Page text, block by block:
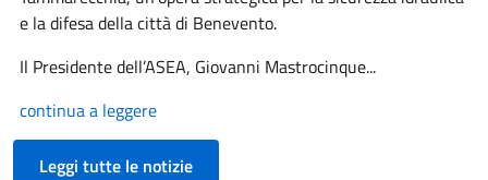
e la difesa della città di Benevento.
Il Presidente dell’ASEA, Giovanni Mastrocinque...
continua a leggere
Leggi tutte le notizie